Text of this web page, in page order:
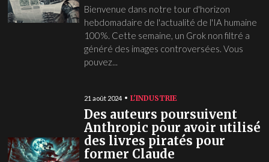
Bienvenue dans notre tour d'horizon
hebdomadaire de l'actualité de l'IA humaine
100%. Cette semaine, un Grok non filtré a
généré des images controversées. Vous
pouvez...
21 août 2024 L'INDUSTRIE
Des auteurs poursuivent
Anthropic pour avoir utilisé
des livres piratés pour
former Claude